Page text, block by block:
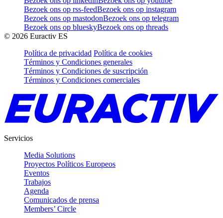
Bezoek ons op rss-feedBezoek ons op instagram
Bezoek ons op mastodonBezoek ons op telegram
Bezoek ons op blueskyBezoek ons op threads
© 2026 Euractiv ES
Política de privacidad Política de cookies
Términos y Condiciones generales
Términos y Condiciones de suscripción
Términos y Condiciones comerciales
Servicios
Media Solutions
Proyectos Políticos Europeos
Eventos
Trabajos
Agenda
Comunicados de prensa
Members’ Circle